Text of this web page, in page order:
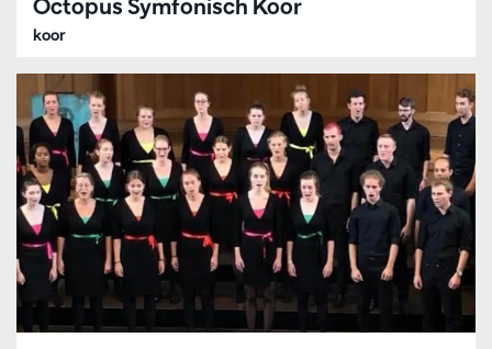
Octopus Symfonisch Koor
koor